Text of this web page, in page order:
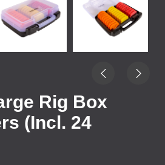
Rig Box
(Incl. 24